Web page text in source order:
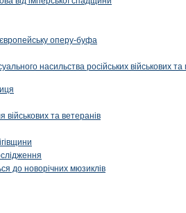
оперу-буфа
насильства російських військових
військових та ветеранів
до новорічних мюзиклів